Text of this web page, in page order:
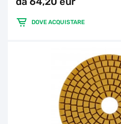
DOVE ACQUISTARE